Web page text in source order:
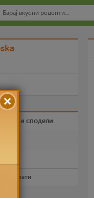
и сподели
пати